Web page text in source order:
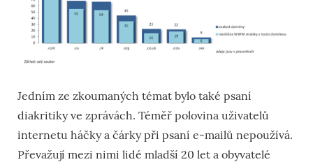
Jedním ze zkoumaných témat bylo také psaní
diakritiky ve zprávách. Téměř polovina uživatelů
internetu háčky a čárky při psaní e-mailů nepoužívá.
Převažují mezi nimi lidé mladší 20 let a obyvatelé